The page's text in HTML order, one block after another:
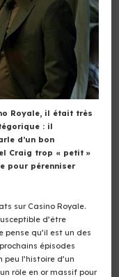
Royale, il était très
: il
d’un bon
Craig trop « petit »
pour pérenniser
sur Casino Royale.
d’être
qu’il est un des
épisodes
peu l’histoire d’un
rôle en or massif pour